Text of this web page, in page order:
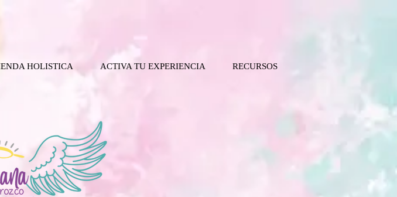
HOLISTICA ACTIVA TU EXPERIENCIA RECURSOS